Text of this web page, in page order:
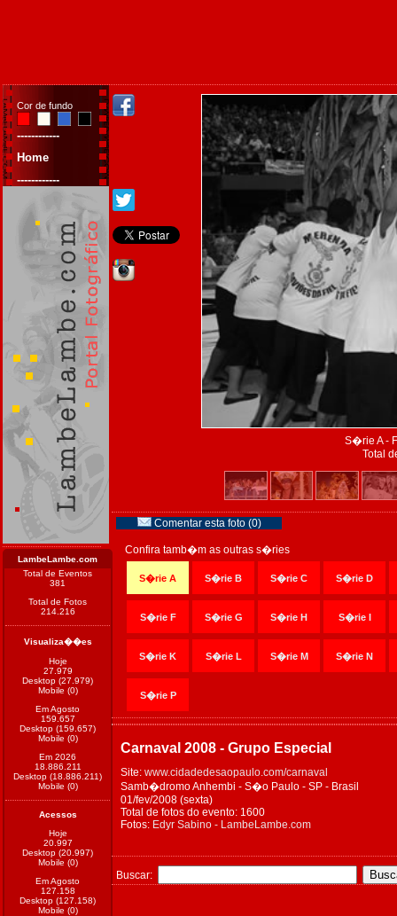
Cor de fundo
------------
Home
------------
LambeLambe.com
Total de Eventos
381
Total de Fotos
214.216
Visualiza��es
Hoje
27.979
Desktop (27.979)
Mobile (0)
Em Agosto
159.657
Desktop (159.657)
Mobile (0)
Em 2026
18.886.211
Desktop (18.886.211)
Mobile (0)
Acessos
Hoje
20.997
Desktop (20.997)
Mobile (0)
Em Agosto
127.158
Desktop (127.158)
Mobile (0)
S�rie A -
Total
Comentar esta foto (0)
Confira tamb�m as outras s�ries
S�rie A S�rie B S�rie C S�rie D
S�rie F S�rie G S�rie H S�rie I
S�rie K S�rie L S�rie M S�rie N
S�rie P
Carnaval 2008 - Grupo Especial
Site: www.cidadedesaopaulo.com/carnaval
Samb�dromo Anhembi - S�o Paulo - SP - Brasil
01/fev/2008 (sexta)
Total de fotos do evento: 1600
Fotos: Edyr Sabino - LambeLambe.com
Buscar: